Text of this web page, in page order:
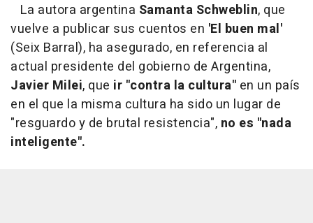
La autora argentina Samanta Schweblin, que
vuelve a publicar sus cuentos en 'El buen mal'
(Seix Barral), ha asegurado, en referencia al
actual presidente del gobierno de Argentina,
Javier Milei, que ir "contra la cultura" en un país
en el que la misma cultura ha sido un lugar de
"resguardo y de brutal resistencia", no es "nada
inteligente".